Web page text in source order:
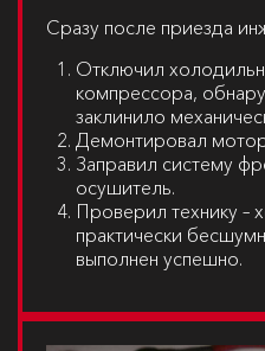
Сразу после приезда
Отключил
компрессора,
заклинило
Демонтировал
Заправил систему
осушитель.
Проверил технику –
практически
выполнен успешно.